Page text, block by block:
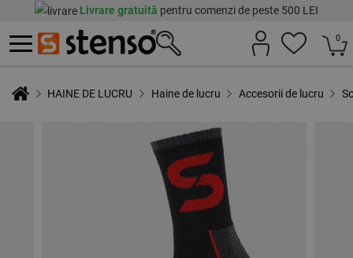
Livrare gratuită pentru comenzi de peste 500 LEI
0
HAINE DE LUCRU Haine de lucru Accesorii de lucru